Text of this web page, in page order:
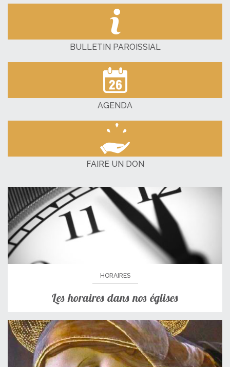
BULLETIN PAROISSIAL
AGENDA
FAIRE UN DON
HORAIRES
Les horaires dans nos églises